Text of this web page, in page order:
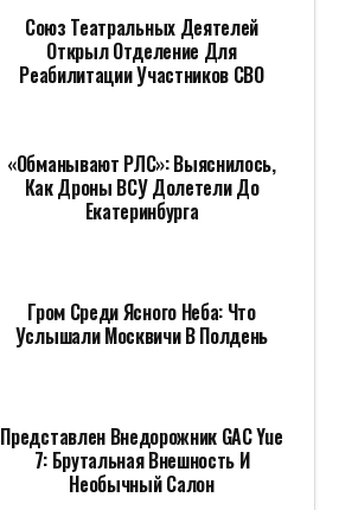
Союз Театральных Деятелей
Открыл Отделение Для
Реабилитации Участников СВО
«Обманывают РЛС»: Выяснилось,
Как Дроны ВСУ Долетели До
Екатеринбурга
Гром Среди Ясного Неба: Что
Услышали Москвичи В Полдень
Представлен Внедорожник GAC Yue
7: Брутальная Внешность И
Необычный Салон